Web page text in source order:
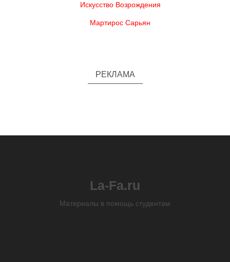
Искусство Возрождения
Мартирос Сарьян
РЕКЛАМА
La-Fa.ru
Материалы в помощь студентам